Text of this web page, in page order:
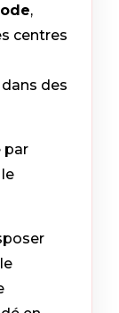
,
centres
des
par